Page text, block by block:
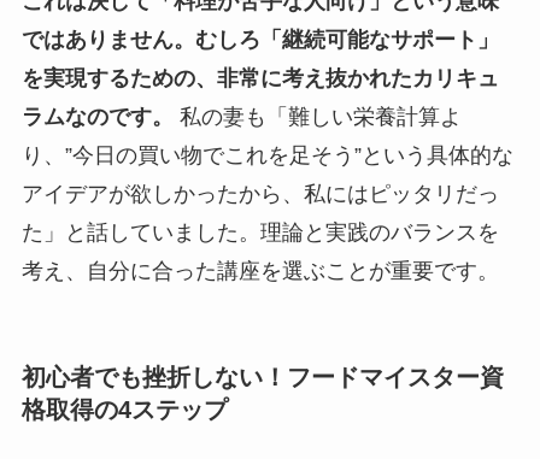
ではありません。むしろ「 継続可能なサポート 」
を実現するための、非常に考え抜かれたカリキュ
ラムなのです。
私の妻も「難しい栄養計算よ
り、”今日の買い物でこれを足そう”という具体的な
アイデアが欲しかったから、私にはピッタリだっ
た」と話していました。理論と実践のバランスを
考え、自分に合った講座を選ぶことが重要です。
初心者でも挫折しない！フードマイスター資
格取得の4ステップ